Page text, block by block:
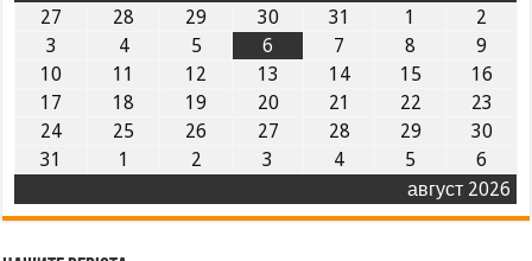
август 2026
27 28 29 30 31 1
2
3
4 5 6 7 8
9
10
11 12 13 14 15
16
17
18 19 20 21 22
23
24
25 26 27 28 29
30
31
1 2 3 4 5 6